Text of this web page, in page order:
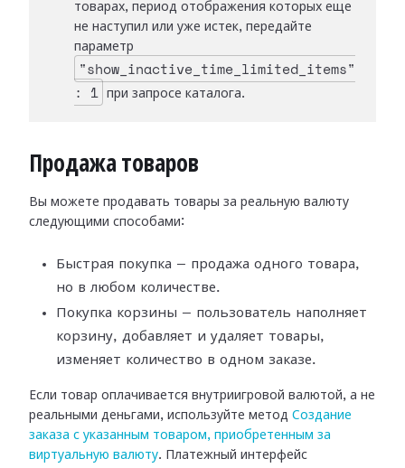
товарах, период отображения которых еще
не наступил или уже истек, передайте
параметр
"show_inactive_time_limited_items"
: 1
при запросе каталога.
Продажа товаров
Вы можете продавать товары за реальную валюту
следующими способами:
Быстрая покупка — продажа одного товара,
но в любом количестве.
Покупка корзины — пользователь наполняет
корзину, добавляет и удаляет товары,
изменяет количество в одном заказе.
Если товар оплачивается внутриигровой валютой, а не
реальными деньгами, используйте метод Создание
заказа с указанным товаром, приобретенным за
виртуальную валюту. Платежный интерфейс